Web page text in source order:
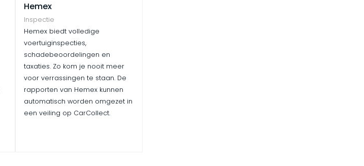
Hemex
Inspectie
Hemex biedt volledige
voertuiginspecties,
schadebeoordelingen en
taxaties. Zo kom je nooit meer
voor verrassingen te staan. De
rapporten van Hemex kunnen
automatisch worden omgezet in
een veiling op CarCollect.